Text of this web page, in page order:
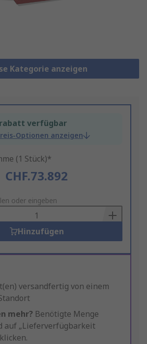
Kategorie anzeigen
verfügbar
Optionen anzeigen
(1 Stück)*
CHF.73.892
oder eingeben
Hinzufügen
versandfertig von einem
mehr? Benötigte Menge
auf „Lieferverfügbarkeit